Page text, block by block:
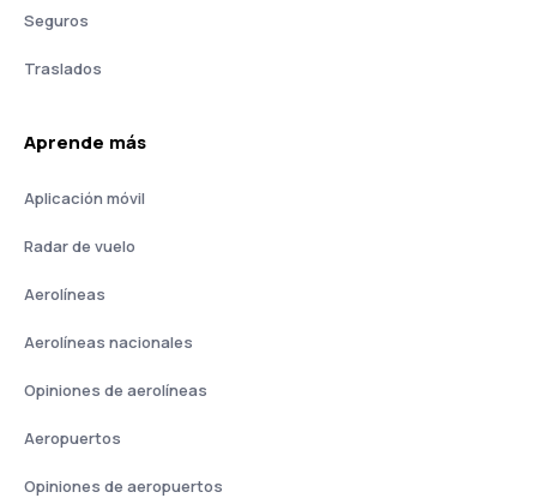
Seguros
Traslados
Aprende más
Aplicación móvil
Radar de vuelo
Aerolíneas
Aerolíneas nacionales
Opiniones de aerolíneas
Aeropuertos
Opiniones de aeropuertos